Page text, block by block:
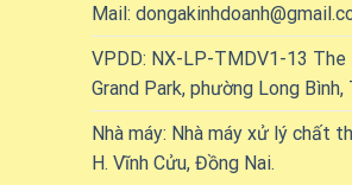
Mail:
VPDD: NX-LP-TMDV1-13
Grand Park, phường Long
Nhà máy: Nhà máy xử lý chất
H. Vĩnh Cửu, Đồng Nai.